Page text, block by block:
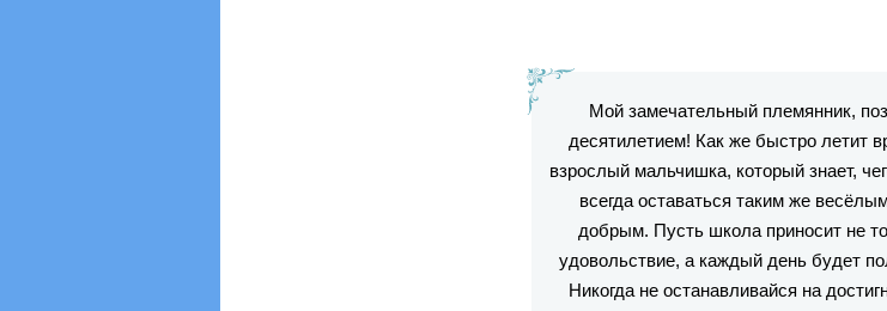
Мой замечательный племянник,
десятилетием! Как же быстро летит
взрослый мальчишка, который знает,
всегда оставаться таким же
добрым. Пусть школа приносит не
удовольствие, а каждый день будет
Никогда не останавливайся на